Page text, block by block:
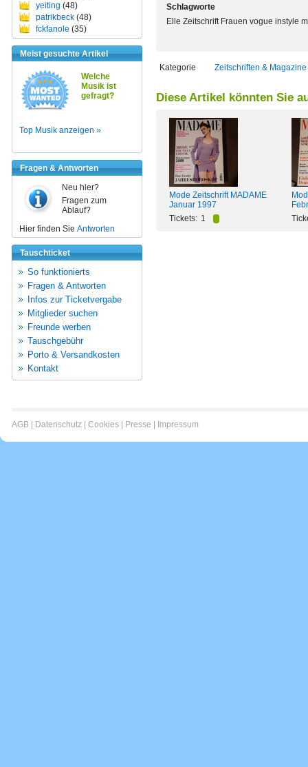
yeiting (48)
patrikbeck (48)
fckfanole (35)
Meist gesuchte Artikel
Welche
Musik ist
gefragt?
Top Musik anzeigen »
Fragen & Antworten
Neu hier?
Fragen zum
Ablauf?
Hier finden Sie Antworten
Tauschticket
So funktionierts
Fragen & Antworten
Infos zur Ticketvergabe
Mitglieder suchen
Freunde werben
Tauschgebühr
Porto & Versandkosten
Kontakt
Schlagworte
Elle Zeitschrift Frauen vogue instyle
Kategorie Zeitschriften & Magazine
Diese Artikel könnten Sie
Mode Zeitschrift MADAME
Januar 1997
Tickets: 1
AGB Datenschutz Cookies Presse Impressum